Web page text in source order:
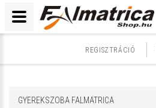
REGISZTRÁCIÓ
GYEREKSZOBA FALMATRICA